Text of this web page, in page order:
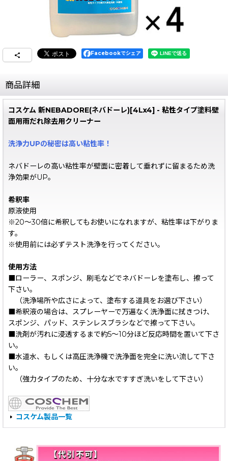
Facebookでシェア
商品詳細
コスケム 新NEBADORE(ネバドーレ)[4Lx4] - 粘性タイプ塗料壁
面用雨だれ除去用クリーナー
洗浄力UPの秘密は高い粘性率！
ネバドーレの高い粘性率が壁面に密着して垂れずに留まるため洗
浄効果がUP。
希釈率
原液使用
※20〜30倍に希釈してもお使いになれますが、粘性率は下がりま
す。
※使用前には必ずテスト洗浄を行ってください。
使用方法
■ローラー、スポンジ、刷毛などでネバドーレを塗布し、擦って
下さい。
（洗浄場所や広さによって、塗布する道具をお選び下さい）
■希釈液の場合は、スプレーヤーで万遍なく洗浄面に拭きつけ、
スポンジ、パッド、ステンレスブラシなどで擦って下さい。
■洗剤が汚れに浸透するまで約5〜10分ほど反応時間を置いて下さ
い。
■水道水、もしくは高圧洗浄機で洗浄面を完全に洗い流して下さ
い。
（強力タイプのため、十分な水ですすぎ洗いをして下さい）
コスケム製品一覧